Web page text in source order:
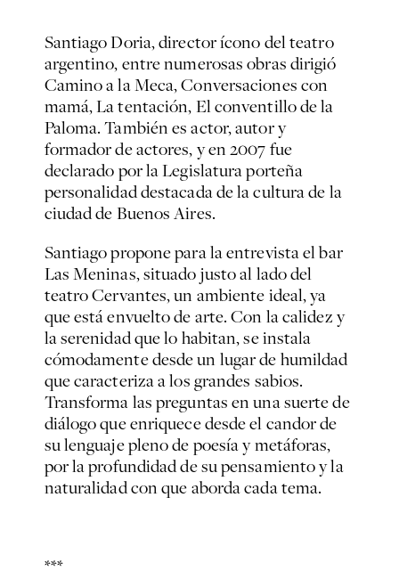
Santiago Doria, director ícono del teatro
argentino, entre numerosas obras dirigió
Camino a la Meca, Conversaciones con
mamá, La tentación, El conventillo de la
Paloma. También es actor, autor y
formador de actores, y en 2007 fue
declarado por la Legislatura porteña
personalidad destacada de la cultura de la
ciudad de Buenos Aires.
Santiago propone para la entrevista el bar
Las Meninas, situado justo al lado del
teatro Cervantes, un ambiente ideal, ya
que está envuelto de arte. Con la calidez y
la serenidad que lo habitan, se instala
cómodamente desde un lugar de humildad
que caracteriza a los grandes sabios.
Transforma las preguntas en una suerte de
diálogo que enriquece desde el candor de
su lenguaje pleno de poesía y metáforas,
por la profundidad de su pensamiento y la
naturalidad con que aborda cada tema.
***